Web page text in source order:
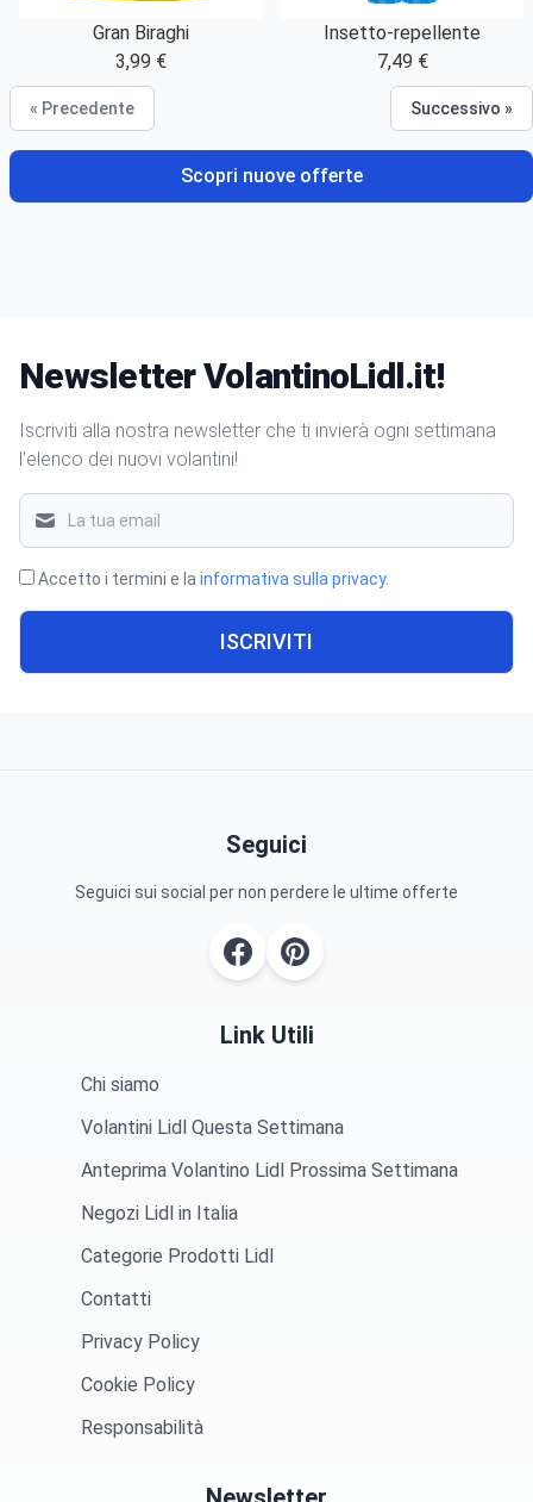
Gran Biraghi
3,99 €
Insetto-repellente
7,49 €
« Precedente Successivo »
Scopri nuove offerte
Newsletter VolantinoLidl.it!
Iscriviti alla nostra newsletter che ti invierà ogni settimana
l'elenco dei nuovi volantini!
Accetto i termini e la informativa sulla privacy.
ISCRIVITI
Seguici
Seguici sui social per non perdere le ultime offerte
Link Utili
Chi siamo
Volantini Lidl Questa Settimana
Anteprima Volantino Lidl Prossima Settimana
Negozi Lidl in Italia
Categorie Prodotti Lidl
Contatti
Privacy Policy
Cookie Policy
Responsabilità